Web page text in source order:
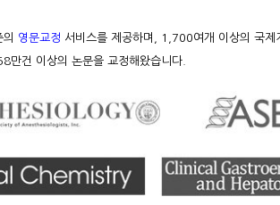
영문교정 서비스를 제공하며, 1,700여개 이상의 국
만건 이상의 논문을 교정해왔습니다.